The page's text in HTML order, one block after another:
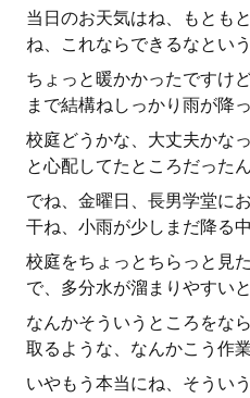
当日のお天気はね、もとも
ね、これならできるなとい
ちょっと暖かかったですけ
まで結構ねしっかり雨が降
校庭どうかな、大丈夫かな
と心配してたところだった
でね、金曜日、長男学堂に
干ね、小雨が少しまだ降る
校庭をちょっとちらっと見
で、多分水が溜まりやすい
なんかそういうところをな
取るような、なんかこう作
いやもう本当にね、そうい